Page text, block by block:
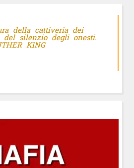
della cattiveria dei
del silenzio degli onesti.
KING